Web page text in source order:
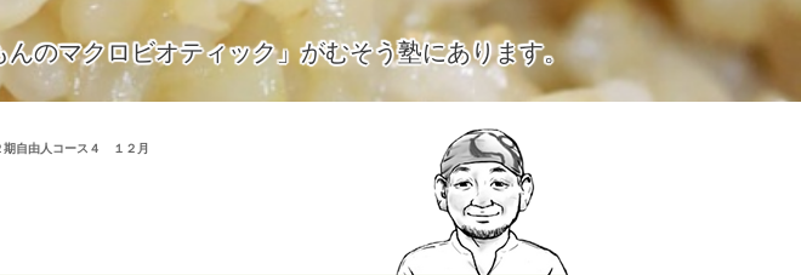
んのマクロビオティック」がむそう塾にあります。
期自由人コース４ １２月